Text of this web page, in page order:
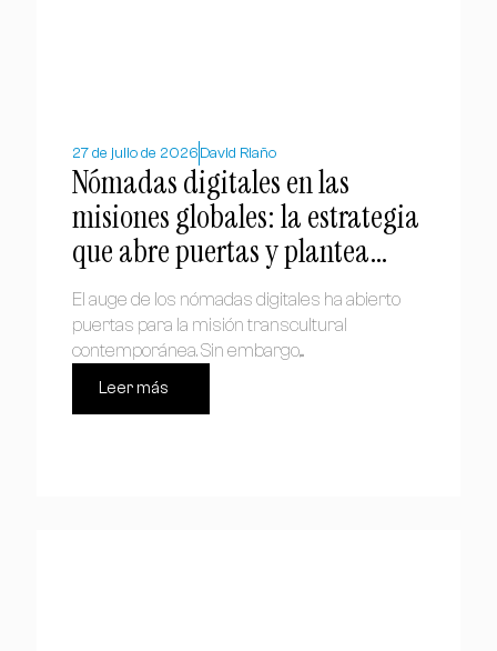
27 de julio de 2026 David Riaño
Nómadas digitales en las
misiones globales: la estrategia
que abre puertas y plantea
dilemas
El auge de los nómadas digitales ha abierto
puertas para la misión transcultural
contemporánea. Sin embargo,...
Leer más